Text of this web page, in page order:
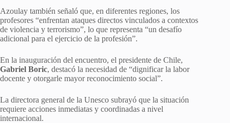
Azoulay también señaló que, en diferentes regiones, los
profesores “enfrentan ataques directos vinculados a contextos
de violencia y terrorismo”, lo que representa “un desafío
adicional para el ejercicio de la profesión”.
En la inauguración del encuentro, el presidente de Chile,
Gabriel Boric, destacó la necesidad de “dignificar la labor
docente y otorgarle mayor reconocimiento social”.
La directora general de la Unesco subrayó que la situación
requiere acciones inmediatas y coordinadas a nivel
internacional.